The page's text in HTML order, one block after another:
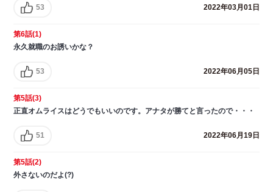
53 2022年03月01日
第6話(1)
永久就職のお誘いかな？
53 2022年06月05日
第5話(3)
正直オムライスはどうでもいいのです。アナタが勝てと言ったので・・・
51 2022年06月19日
第5話(2)
外さないのだよ(?)